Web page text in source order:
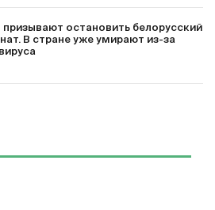
остановить белорусский
В стране уже умирают из-за